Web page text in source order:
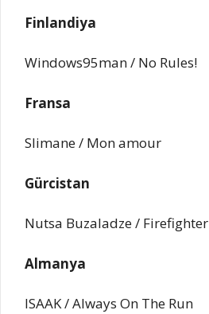
Finlandiya
Windows95man / No Rules!
Fransa
Slimane / Mon amour
Gürcistan
Nutsa Buzaladze / Firefighter
Almanya
ISAAK / Always On The Run